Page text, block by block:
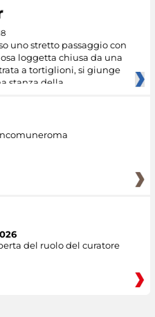
uno stretto passaggio con
loggetta chiusa da una
a tortiglioni, si giunge
stanza della
del ruolo del curatore